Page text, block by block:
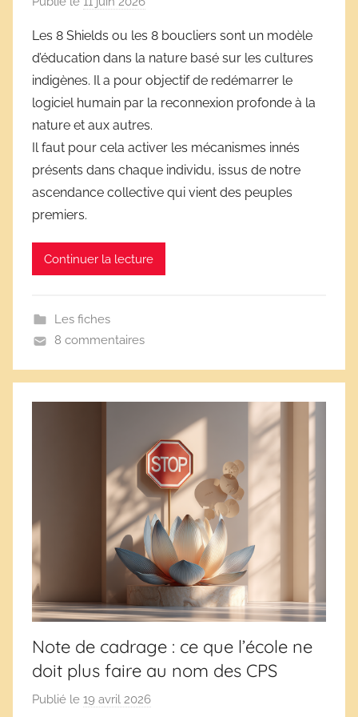
r
D
é
r
i
v
e
s
l
Les 8 Shields ou les 8 boucliers sont un modèle
d’éducation dans la nature basé sur les cultures
indigènes. Il a pour objectif de redémarrer le
logiciel humain par la reconnexion profonde à la
nature et aux autres.
Il faut pour cela activer les mécanismes innés
présents dans chaque individu, issus de notre
ascendance collective qui vient des peuples
premiers.
Continuer la lecture
Les fiches
8 commentaires
Note de cadrage : ce que l’école ne
doit plus faire au nom des CPS
Publié le 19 avril 2026